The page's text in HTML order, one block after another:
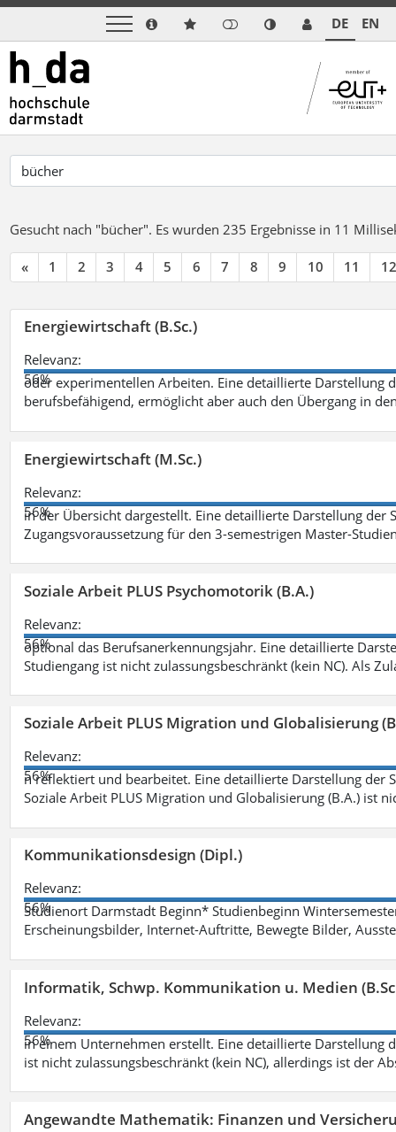
DE EN
Gesucht nach "bücher". Es wurden 235 Ergebnisse in 11
« 1 2 3 4 5 6 7 8 9 10 11 12
Energiewirtschaft (B.Sc.)
Relevanz:
56%
oder experimentellen Arbeiten. Eine detaillierte Darstellung
berufsbefähigend, ermöglicht aber auch den Übergang in
Energiewirtschaft (M.Sc.)
Relevanz:
56%
in der Übersicht dargestellt. Eine detaillierte Darstellung der
Zugangsvoraussetzung für den 3-semestrigen Master-
Soziale Arbeit PLUS Psychomotorik (B.A.)
Relevanz:
56%
optional das Berufsanerkennungsjahr. Eine detaillierte
Studiengang ist nicht zulassungsbeschränkt (kein NC). Als
Soziale Arbeit PLUS Migration und Globalisierung
Relevanz:
56%
n reflektiert und bearbeitet. Eine detaillierte Darstellung der
Soziale Arbeit PLUS Migration und Globalisierung (B.A.) ist
Kommunikationsdesign (Dipl.)
Relevanz:
56%
Studienort Darmstadt Beginn* Studienbeginn
Erscheinungsbilder, Internet-Auftritte, Bewegte Bilder,
Informatik, Schwp. Kommunikation u. Medien
Relevanz:
56%
in einem Unternehmen erstellt. Eine detaillierte Darstellung
ist nicht zulassungsbeschränkt (kein NC), allerdings ist der
Angewandte Mathematik: Finanzen und